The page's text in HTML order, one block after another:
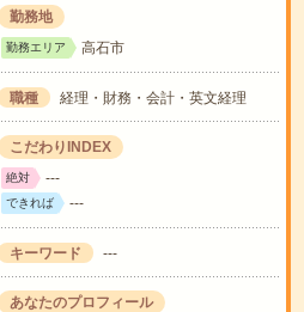
勤務地
勤務エリア 高石市
職種 経理・財務・会計・英文経理
こだわりINDEX
絶対 ---
できれば ---
キーワード ---
あなたのプロフィール